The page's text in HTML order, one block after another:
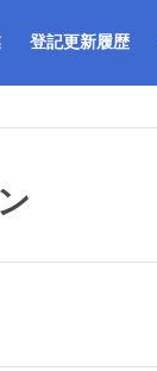
登記更新履歴